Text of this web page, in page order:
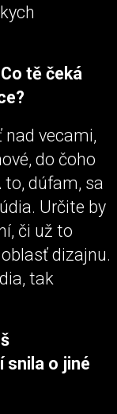
tě čeká
vecami,
do čoho
dúfam, sa
Určite by
či už to
dizajnu.
tak
snila o jiné